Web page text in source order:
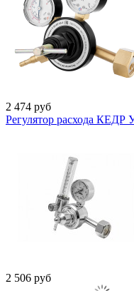
2 474 руб
Регулятор расхода КЕДР
2 506 руб